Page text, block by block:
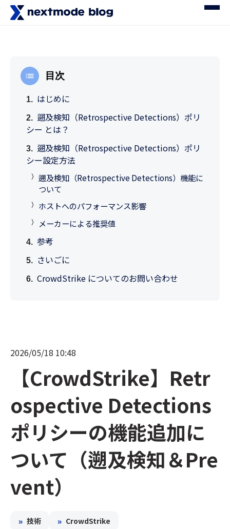
目次
はじめに
遡及検知（Retrospective Detections）ポリ
シー とは？
遡及検知（Retrospective Detections）ポリ
シー設定方法
遡及検知（Retrospective Detections）機能に
ついて
ホストへのパフォーマンス影響
メーカーによる推奨値
参考
さいごに
CrowdStrike についてのお問い合わせ
2026/05/18 10:48
【CrowdStrike】Retr
ospective Detections
ポリシーの機能追加に
ついて（遡及検知＆Pre
vent）
» 技術 » CrowdStrike